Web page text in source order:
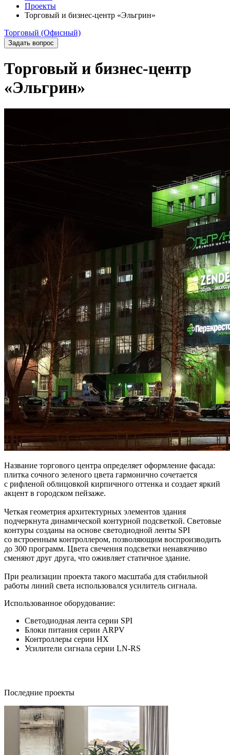
Проекты
Торговый и бизнес-центр «Эльгрин»
Торговый (Офисный)
Задать вопрос
Торговый и бизнес-центр
«Эльгрин»
Название торгового центра определяет оформление фасада:
плитка сочного зеленого цвета гармонично сочетается
с рифленой облицовкой кирпичного оттенка и создает яркий
акцент в городском пейзаже.
Четкая геометрия архитектурных элементов здания
подчеркнута динамической контурной подсветкой. Световые
контуры созданы на основе светодиодной ленты SPI
со встроенным контроллером, позволяющим воспроизводить
до 300 программ. Цвета свечения подсветки ненавязчиво
сменяют друг друга, что оживляет статичное здание.
При реализации проекта такого масштаба для стабильной
работы линий света использовался усилитель сигнала.
Использованное оборудование:
Светодиодная лента серии SPI
Блоки питания серии ARPV
Контроллеры серии HX
Усилители сигнала серии LN-RS
Последние проекты